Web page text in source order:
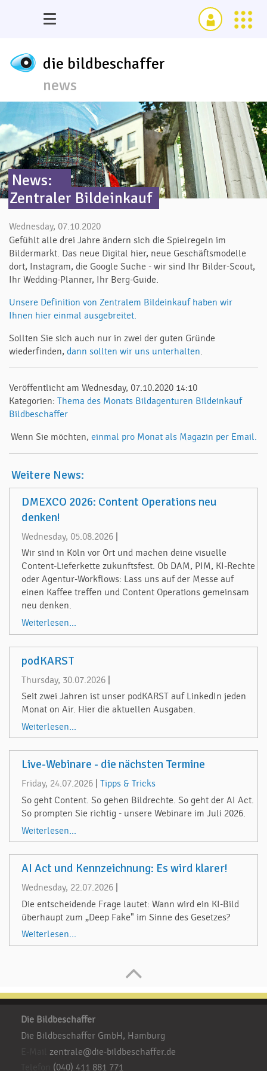
die bildbeschaffer
news
News:
Zentraler Bildeinkauf
Wednesday, 07.10.2020
Gefühlt alle drei Jahre ändern sich die Spielregeln im
Bildermarkt. Das neue Digital hier, neue Geschäftsmodelle
dort, Instagram, die Google Suche - wir sind Ihr Bilder-Scout,
Ihr Wedding-Planner, Ihr Berg-Guide.
Unsere Definition von Zentralem Bildeinkauf haben wir
Ihnen hier einmal ausgebreitet.
Sollten Sie sich auch nur in zwei der guten Gründe
wiederfinden, dann sollten wir uns unterhalten.
Veröffentlicht am Wednesday, 07.10.2020 14:10
Kategorien: Thema des Monats Bildagenturen Bildeinkauf
Bildbeschaffer
Wenn Sie möchten, einmal pro Monat als Magazin per Email.
Weitere News:
DMEXCO 2026: Content Operations neu
denken!
Wednesday, 05.08.2026
Wir sind in Köln vor Ort und machen deine visuelle
Content-Lieferkette zukunftsfest. Ob DAM, PIM, KI-Rechte
oder Agentur-Workflows: Lass uns auf der Messe auf
einen Kaffee treffen und Content Operations gemeinsam
neu denken.
Weiterlesen...
podKARST
Thursday, 30.07.2026
Seit zwei Jahren ist unser podKARST auf LinkedIn jeden
Monat on Air. Hier die aktuellen Ausgaben.
Weiterlesen...
Live-Webinare - die nächsten Termine
Friday, 24.07.2026
Tipps & Tricks
So geht Content. So gehen Bildrechte. So geht der AI Act.
So prompten Sie richtig - unsere Webinare im Juli 2026.
Weiterlesen...
AI Act und Kennzeichnung: Es wird klarer!
Wednesday, 22.07.2026
Die entscheidende Frage lautet: Wann wird ein KI-Bild
überhaupt zum „Deep Fake" im Sinne des Gesetzes?
Weiterlesen...
Die Bildbeschaffer
Die Bildbeschaffer GmbH, Hamburg
zentrale@die-bildbeschaffer.de
(040) 411 881 771